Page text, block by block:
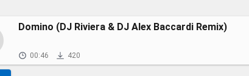
Domino (DJ Riviera & DJ Alex Baccardi Remix)
00:46 420